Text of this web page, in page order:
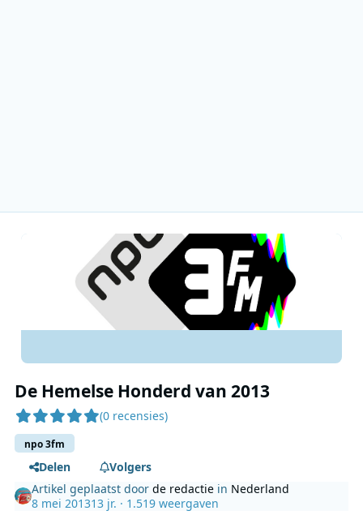
De Hemelse Honderd van 2013
(0 recensies)
npo 3fm
Delen
Volgers
Artikel geplaatst doorde redactie in Nederland
8 mei 201313 jr. · 1.519 weergaven